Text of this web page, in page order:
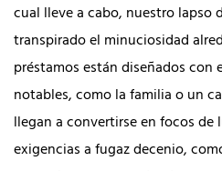
cual lleve a cabo, nuestro lapso
transpirado el minuciosidad
préstamos están diseñados con
notables, como la familia o un
llegan a convertirse en focos de
exigencias a fugaz decenio,